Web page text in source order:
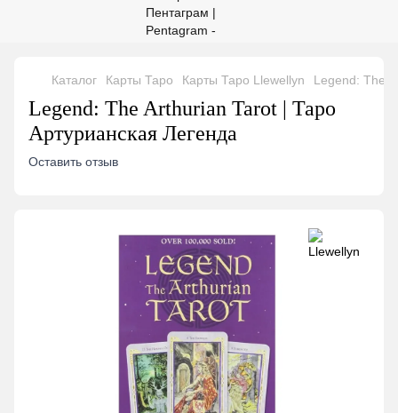
Каталог Карты Таро Карты Таро Llewellyn Legend: The
Legend: The Arthurian Tarot | Таро
Артурианская Легенда
Оставить отзыв